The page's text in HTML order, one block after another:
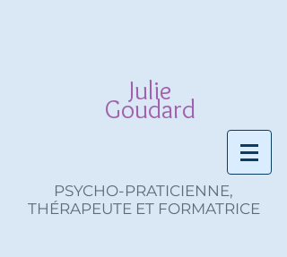
Julie
Goudard
PSYCHO-PRATICIENNE,
THÉRAPEUTE ET FORMATRICE